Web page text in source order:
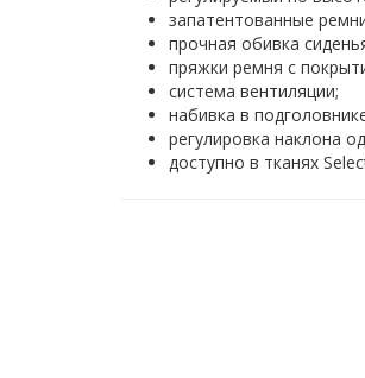
запатентованные
прочная обивка
пряжки ремня с
система вентиляции;
набивка в
регулировка наклона
доступно в тканях